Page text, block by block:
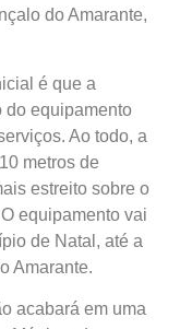
do Amarante,
é que a
do equipamento
Ao todo, a
metros de
estreito sobre o
equipamento vai
de Natal, até a
Amarante.
acabará em uma